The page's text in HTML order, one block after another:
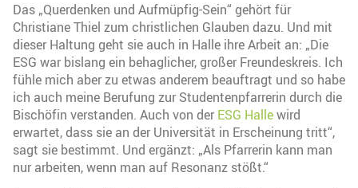
Das „Querdenken und Aufmüpfig-Sein“ gehört für
Christiane Thiel zum christlichen Glauben dazu. Und mit
dieser Haltung geht sie auch in Halle ihre Arbeit an: „Die
ESG war bislang ein behaglicher, großer Freundeskreis. Ich
fühle mich aber zu etwas anderem beauftragt und so habe
ich auch meine Berufung zur Studentenpfarrerin durch die
Bischöfin verstanden. Auch von derESG Hallewird
erwartet, dass sie an der Universität in Erscheinung tritt“,
sagt sie bestimmt. Und ergänzt: „Als Pfarrerin kann man
nur arbeiten, wenn man auf Resonanz stößt.“